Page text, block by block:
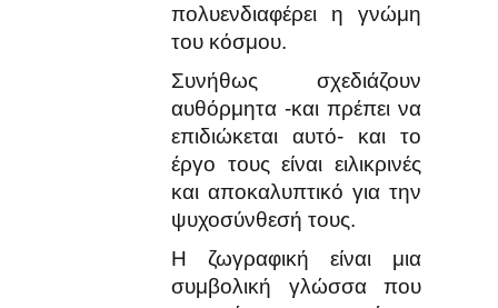
πολυενδιαφέρει η γνώμη
του κόσμου.
Συνήθως σχεδιάζουν
αυθόρμητα -και πρέπει να
επιδιώκεται αυτό- και το
έργο τους είναι ειλικρινές
και αποκαλυπτικό για την
ψυχοσύνθεσή τους.
Η ζωγραφική είναι μια
συμβολική γλώσσα που